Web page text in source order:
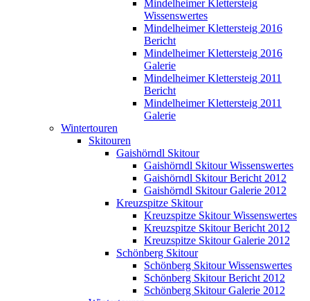
Mindelheimer Klettersteig
Wissenswertes
Mindelheimer Klettersteig 2016
Bericht
Mindelheimer Klettersteig 2016
Galerie
Mindelheimer Klettersteig 2011
Bericht
Mindelheimer Klettersteig 2011
Galerie
Wintertouren
Skitouren
Gaishörndl Skitour
Gaishörndl Skitour Wissenswertes
Gaishörndl Skitour Bericht 2012
Gaishörndl Skitour Galerie 2012
Kreuzspitze Skitour
Kreuzspitze Skitour Wissenswertes
Kreuzspitze Skitour Bericht 2012
Kreuzspitze Skitour Galerie 2012
Schönberg Skitour
Schönberg Skitour Wissenswertes
Schönberg Skitour Bericht 2012
Schönberg Skitour Galerie 2012